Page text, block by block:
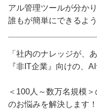
アル管理ツールが分か
誰もが簡単にできるよ
「社内のナレッジが、
『非IT企業』向けの、
＜100人～数万名規模
のお悩みを解決します！